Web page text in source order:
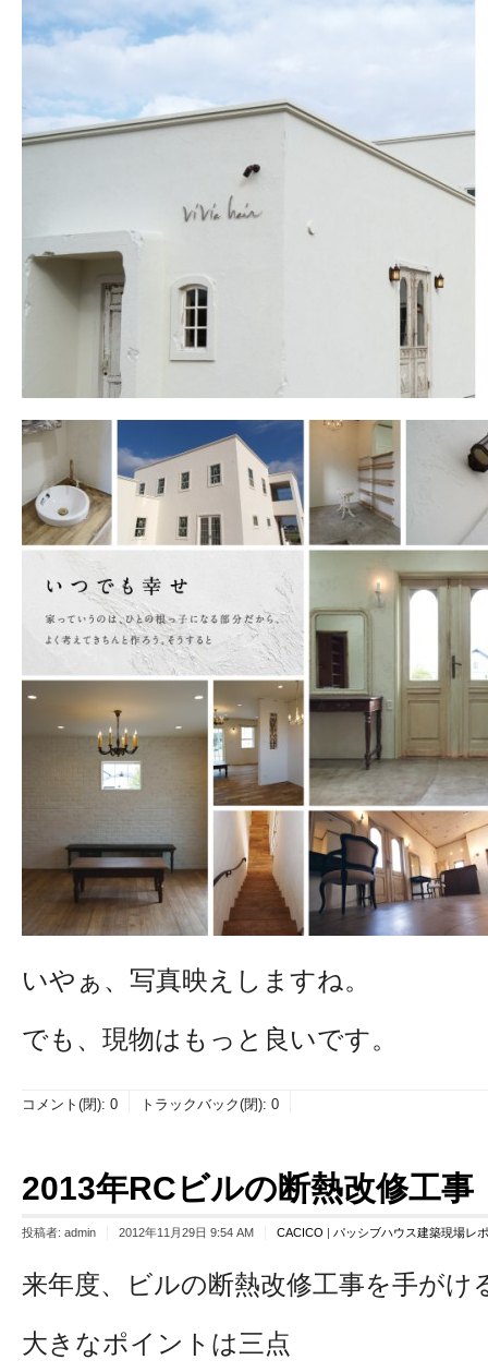
いやぁ、写真映えしますね。
でも、現物はもっと良いです。
コメント(閉): 0 トラックバック(閉): 0
2013年RCビルの断熱改修工
投稿者: admin 2012年11月29日 9:54 AM CACICO パッシブハウス建築現場レ
来年度、ビルの断熱改修工事を手が
大きなポイントは三点